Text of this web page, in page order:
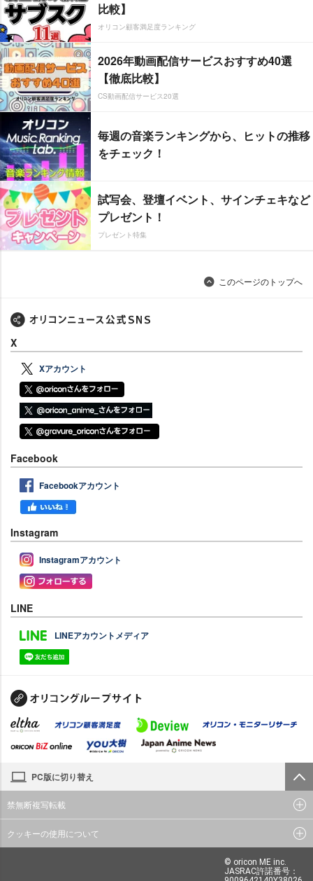
比較】
オリコン顧客満足度ランキング
2026年動画配信サービスおすすめ40選
【徹底比較】
CS動画配信サービス20選
毎週の音楽ランキングから、ヒットの推移
をチェック！
試写会、登壇イベント、サインチェキなど
プレゼント！
プレゼント特集
このページのトップへ
X
Xアカウント
Facebook
Facebookアカウント
Instagram
Instagramアカウント
LINE
LINEアカウントメディア
PC版に切り替え
禁無断複写転載
クッキーの使用について
© oricon ME inc.
JASRAC許諾番号：